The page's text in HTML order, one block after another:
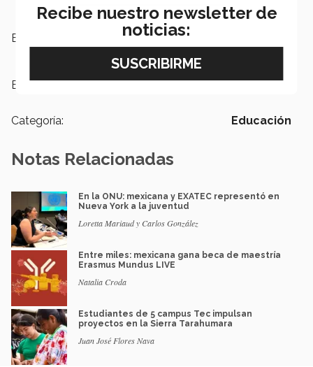
Escuelas:
Etiquetas: Vidiomas local 2017
Categoría: Educación
Notas Relacionadas
En la ONU: mexicana y EXATEC representó en
Nueva York a la juventud
Loretta Mariaud y Carlos González
Entre miles: mexicana gana beca de maestría
Erasmus Mundus LIVE
Natalia Croda
Estudiantes de 5 campus Tec impulsan
proyectos en la Sierra Tarahumara
Juan José Flores Nava
Recibe nuestro newsletter de
noticias: